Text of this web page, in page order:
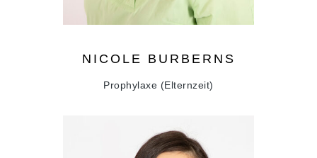
NICOLE BURBERNS
Prophylaxe (Elternzeit)